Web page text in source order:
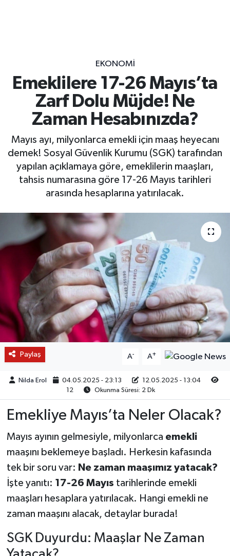
EKONOMİ
Emeklilere 17-26 Mayıs’ta
Zarf Dolu Müjde! Ne
Zaman Hesabınızda?
Mayıs ayı, milyonlarca emekli için maaş heyecanı
demek! Sosyal Güvenlik Kurumu (SGK) tarafından
yapılan açıklamaya göre, emeklilerin maaşları,
tahsis numarasına göre 17-26 Mayıs tarihleri
arasında hesaplarına yatırılacak.
Paylaş A- A+
Nilda Erol 04.05.2025 - 23:13
12.05.2025 - 13:04
12
Okunma Süresi: 2 Dk
Emekliye Mayıs’ta Neler Olacak?
Mayıs ayının gelmesiyle, milyonlarca emekli
maaşını beklemeye başladı. Herkesin kafasında
tek bir soru var: Ne zaman maaşımız yatacak?
İşte yanıtı: 17-26 Mayıs tarihlerinde emekli
maaşları hesaplara yatırılacak. Hangi emekli ne
zaman maaşını alacak, detaylar burada!
SGK Duyurdu: Maaşlar Ne Zaman